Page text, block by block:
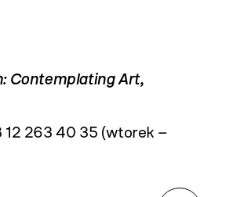
Contemplating Art,
263 40 35 (wtorek –